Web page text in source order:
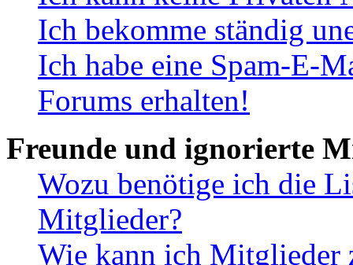
Ich bekomme ständig
Ich habe eine Spam-E-
Forums erhalten!
Freunde und ignorierte
Wozu benötige ich die
Mitglieder?
Wie kann ich Mitglieder